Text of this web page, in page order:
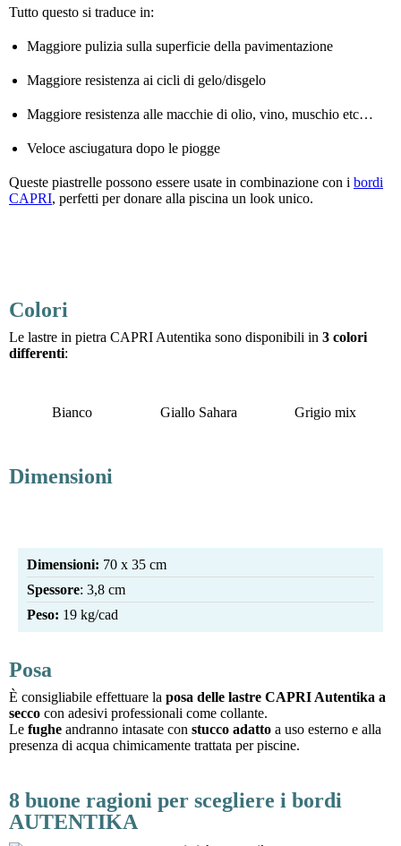
Tutto questo si traduce in:
Maggiore pulizia sulla superficie della pavimentazione
Maggiore resistenza ai cicli di gelo/disgelo
Maggiore resistenza alle macchie di olio, vino, muschio etc…
Veloce asciugatura dopo le piogge
Queste piastrelle possono essere usate in combinazione con i bordi
CAPRI, perfetti per donare alla piscina un look unico.
Colori
Le lastre in pietra CAPRI Autentika sono disponibili in 3 colori
differenti:
Bianco Giallo Sahara Grigio mix
Dimensioni
Dimensioni: 70 x 35 cm
Spessore: 3,8 cm
Peso: 19 kg/cad
Posa
È consigliabile effettuare la posa delle lastre CAPRI Autentika a
secco con adesivi professionali come collante.
Le fughe andranno intasate con stucco adatto a uso esterno e alla
presenza di acqua chimicamente trattata per piscine.
8 buone ragioni per scegliere i bordi
AUTENTIKA